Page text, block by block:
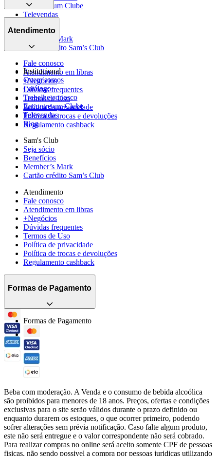
Encontre um Clube
Televendas
Benefícios
Member’s Mark
Cartão crédito Sam’s Club
Atendimento
Fale conosco
Atendimento em libras
+Negócios
Dúvidas frequentes
Termos de Uso
Política de privacidade
Política de trocas e devoluções
Regulamento cashback
Institucional
Quem somos
Catálogo
Trabalhe conosco
Encontre um Clube
Televendas
Blog
Sam's Club
Seja sócio
Benefícios
Member’s Mark
Cartão crédito Sam’s Club
Atendimento
Fale conosco
Atendimento em libras
+Negócios
Dúvidas frequentes
Termos de Uso
Política de privacidade
Política de trocas e devoluções
Regulamento cashback
Formas de Pagamento
Formas de Pagamento
Beba com moderação. A Venda e o consumo de bebida alcoólica
são proibidos para menores de 18 anos. Preços, ofertas e condições
exclusivas para o site serão válidos durante o prazo definido ou
enquanto durarem os estoques, o que ocorrer primeiro, podendo
sofrer alterações sem prévia notificação. Caso falte algum produto,
este não será entregue e o valor correspondente não será cobrado.
Para realizar compras no online será aceito somente CPF de pessoas
fisicas, não sendo possivel a compra por pessoas juridicas utilizando